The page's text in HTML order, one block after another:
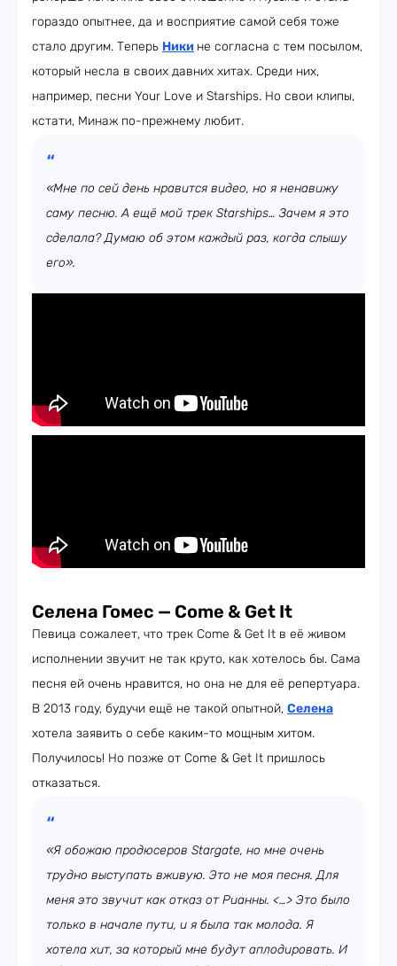
гораздо опытнее, да и восприятие самой себя тоже
стало другим. Теперь Ники не согласна с тем посылом,
который несла в своих давних хитах. Среди них,
например, песни Your Love и Starships. Но свои клипы,
кстати, Минаж по-прежнему любит.
«Мне по сей день нравится видео, но я ненавижу
саму песню. А ещё мой трек Starships… Зачем я это
сделала? Думаю об этом каждый раз, когда слышу
его».
Селена Гомес — Come & Get It
Певица сожалеет, что трек Come & Get It в её живом
исполнении звучит не так круто, как хотелось бы. Сама
песня ей очень нравится, но она не для её репертуара.
В 2013 году, будучи ещё не такой опытной, Селена
хотела заявить о себе каким-то мощным хитом.
Получилось! Но позже от Come & Get It пришлось
отказаться.
«Я обожаю продюсеров Stargate, но мне очень
трудно выступать вживую. Это не моя песня. Для
меня это звучит как отказ от Рианны. <…> Это было
только в начале пути, и я была так молода. Я
хотела хит, за который мне будут аплодировать. И